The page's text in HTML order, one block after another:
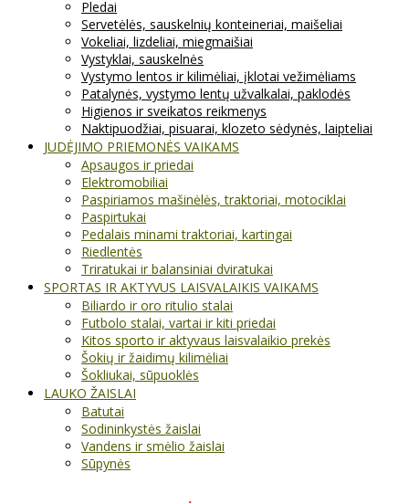
Pledai
Servetėlės, sauskelnių konteineriai, maišeliai
Vokeliai, lizdeliai, miegmaišiai
Vystyklai, sauskelnės
Vystymo lentos ir kilimėliai, įklotai vežimėliams
Patalynės, vystymo lentų užvalkalai, paklodės
Higienos ir sveikatos reikmenys
Naktipuodžiai, pisuarai, klozeto sėdynės, laipteliai
JUDĖJIMO PRIEMONĖS VAIKAMS
Apsaugos ir priedai
Elektromobiliai
Paspiriamos mašinėlės, traktoriai, motociklai
Paspirtukai
Pedalais minami traktoriai, kartingai
Riedlentės
Triratukai ir balansiniai dviratukai
SPORTAS IR AKTYVUS LAISVALAIKIS VAIKAMS
Biliardo ir oro ritulio stalai
Futbolo stalai, vartai ir kiti priedai
Kitos sporto ir aktyvaus laisvalaikio prekės
Šokių ir žaidimų kilimėliai
Šokliukai, sūpuoklės
LAUKO ŽAISLAI
Batutai
Sodininkystės žaislai
Vandens ir smėlio žaislai
Sūpynės